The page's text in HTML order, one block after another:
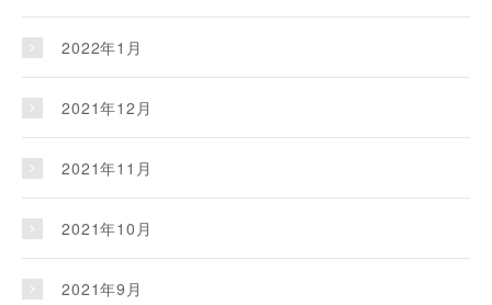
2022年1月
2021年12月
2021年11月
2021年10月
2021年9月